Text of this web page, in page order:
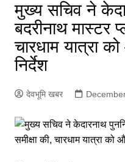
मुख्य सचिव ने
बदरीनाथ मास्टर
चारधाम यात्रा
निर्देश
देवभूमि खबर